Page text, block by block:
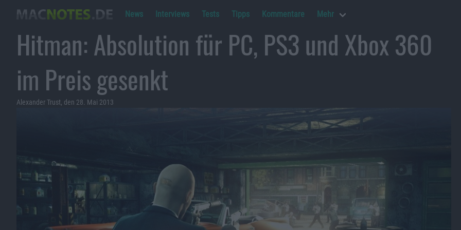
News Interviews Tests Tipps Kommentare Mehr
Hitman: Absolution für PC, PS3 und Xbox 360
im Preis gesenkt
Alexander Trust, den 28. Mai 2013